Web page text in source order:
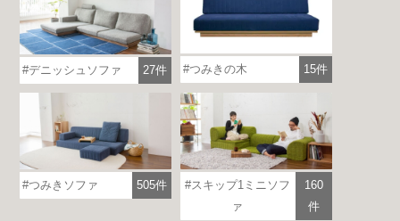
デニッシュソファ 27件 つみきの木 15件
つみきソファ 505件
スキップ1ミニソフ
ァ
160
件